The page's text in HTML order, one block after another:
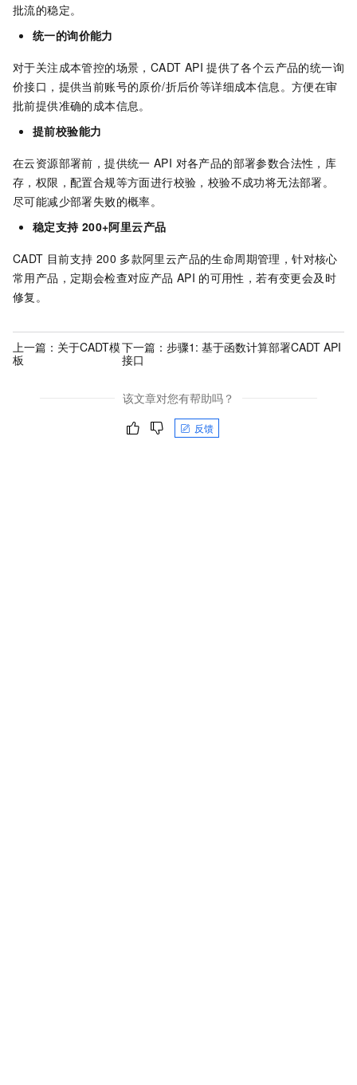
批流的稳定。
统一的询价能力
对于关注成本管控的场景，CADT API 提供了各个云产品的统一询
价接口，提供当前账号的原价/折后价等详细成本信息。方便在审
批前提供准确的成本信息。
提前校验能力
在云资源部署前，提供统一 API 对各产品的部署参数合法性，库
存，权限，配置合规等方面进行校验，校验不成功将无法部署。
尽可能减少部署失败的概率。
稳定支持 200+阿里云产品
CADT 目前支持 200 多款阿里云产品的生命周期管理，针对核心
常用产品，定期会检查对应产品 API 的可用性，若有变更会及时
修复。
上一篇： 关于CADT模
板
下一篇：步骤1: 基于函数计算部署CADT API
接口
该文章对您有帮助吗？
反馈